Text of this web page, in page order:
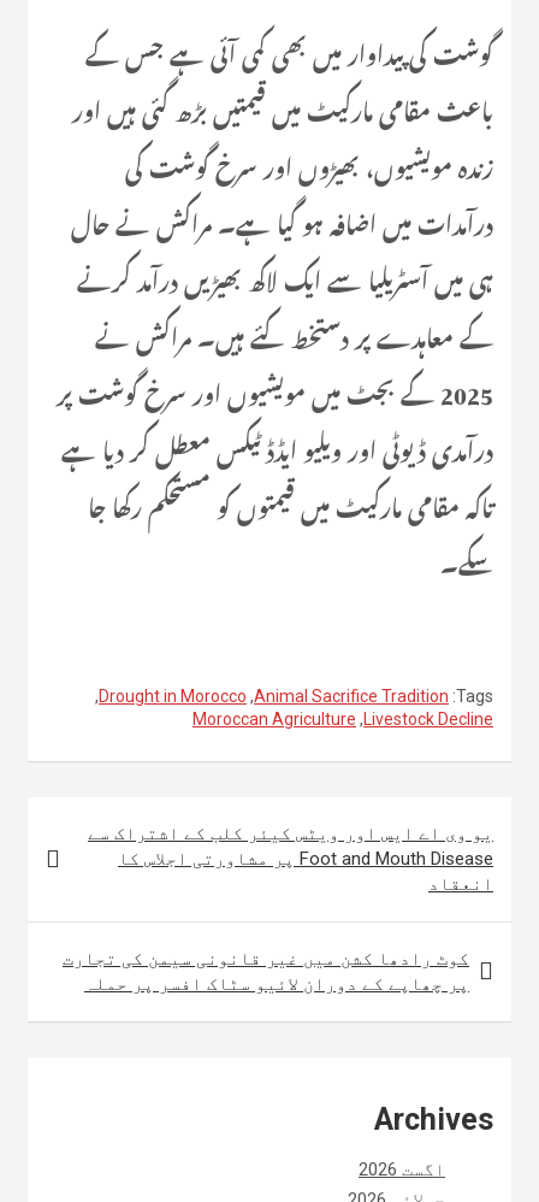
گوشت کی پیداوار میں بھی کمی آئی ہے جس کے
باعث مقامی مارکیٹ میں قیمتیں بڑھ گئی ہیں اور
زندہ مویشیوں، بھیڑوں اور سرخ گوشت کی
درآمدات میں اضافہ ہو گیا ہے۔ مراکش نے حال
ہی میں آسٹریلیا سے ایک لاکھ بھیڑیں درآمد کرنے
کے معاہدے پر دستخط کئے ہیں۔ مراکش نے
2025 کے بجٹ میں مویشیوں اور سرخ گوشت پر
درآمدی ڈیوٹی اور ویلیو ایڈڈ ٹیکس معطل کر دیا ہے
تاکہ مقامی مارکیٹ میں قیمتوں کو مستحکم رکھا جا
سکے۔
Tags:
Animal Sacrifice Tradition
,
Drought in Morocco
,
Livestock Decline
,
Moroccan Agriculture
کی
نیویگیشن
یو وی اے ایس اور ویٹس کیئر کلب کے اشتراک سے
Foot and Mouth Disease پر مشاورتی اجلاس کا
انعقاد
کوٹ رادھا کشن میں غیر قانونی سیمن کی تجارت
پر چھاپے کے دوران لائیو سٹاک افسر پر حملہ
Archives
اگست 2026